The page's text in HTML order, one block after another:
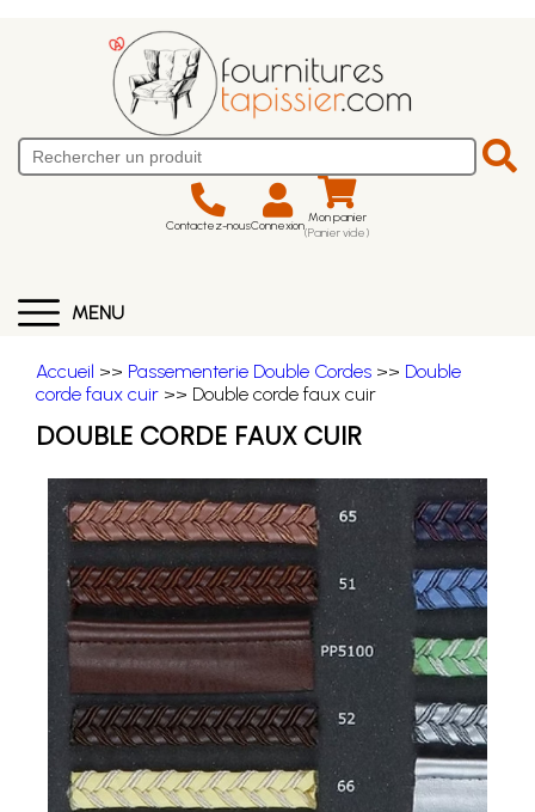
Contactez-nousConnexion Mon panier
(Panier vide)
MENU
Accueil >> Passementerie Double Cordes >> Double
corde faux cuir >> Double corde faux cuir
DOUBLE CORDE FAUX CUIR